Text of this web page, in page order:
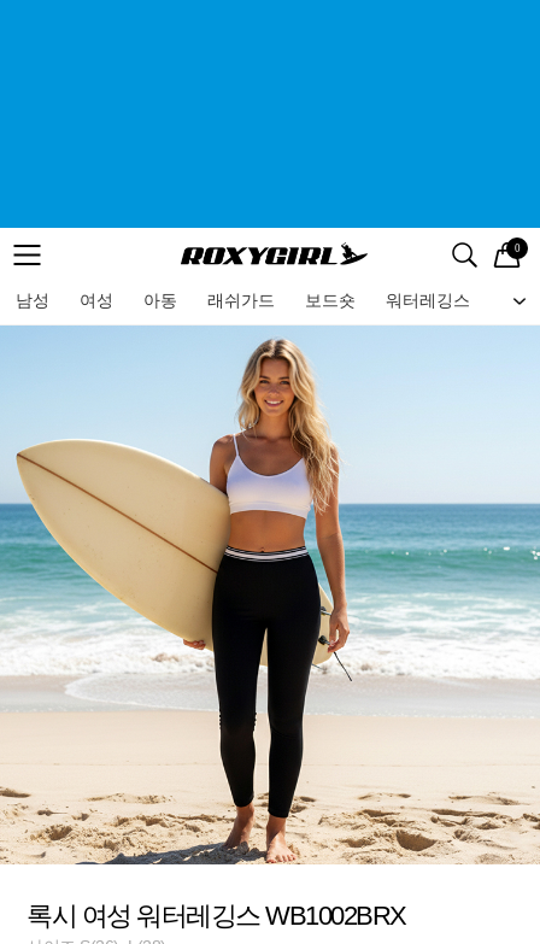
메뉴 검색
로고 0
남성 여성 아동 래쉬가드 보드숏 워터레깅스 비
메뉴
록시 여성 워터레깅스 WB1002BRX